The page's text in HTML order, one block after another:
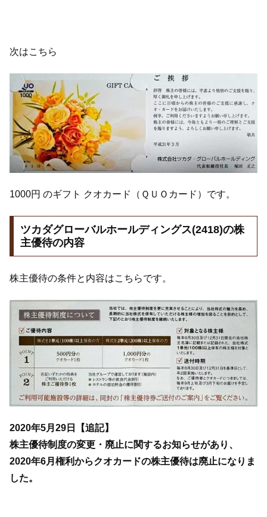
次はこちら
1000円 のギフト クオカード（ＱＵＯカード）です。
ツカダグローバルホールディングス(2418)の株
主優待の内容
株主優待の条件と内容はこちらです。
2020年5月29日【追記】
株主優待制度の変更・廃止に関するお知らせがあり、
2020年6月権利からクオカードの株主優待は廃止になりま
した。